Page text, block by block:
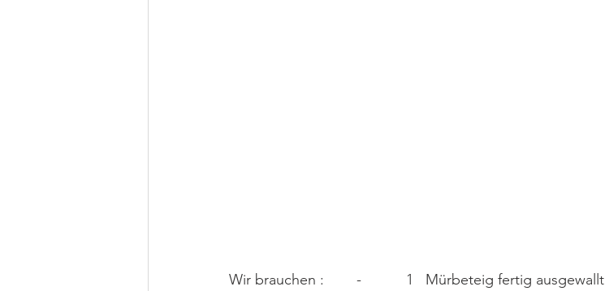
Wir brauchen :        -           1   Mürbeteig fertig ausgewallt